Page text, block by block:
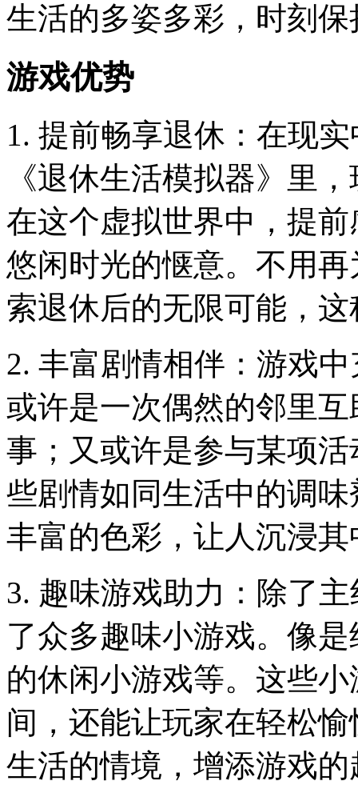
生活的多姿多彩，时刻
游戏优势
1. 提前畅享退休：在现
《退休生活模拟器》里
在这个虚拟世界中，提
悠闲时光的惬意。不用
索退休后的无限可能，
2. 丰富剧情相伴：游戏
或许是一次偶然的邻里
事；又或许是参与某项
些剧情如同生活中的调
丰富的色彩，让人沉浸
3. 趣味游戏助力：除了
了众多趣味小游戏。像
的休闲小游戏等。这些
间，还能让玩家在轻松
生活的情境，增添游戏